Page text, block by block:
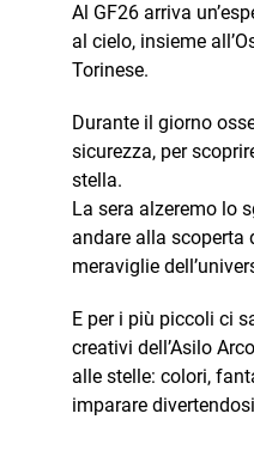
Al GF26 arriva
al cielo, insieme
Torinese.
Durante il giorno
sicurezza, per
stella.
La sera alzeremo lo
andare alla scoperta
meraviglie
E per i più piccoli ci
creativi dell’Asilo
alle stelle: colori,
imparare divertendosi